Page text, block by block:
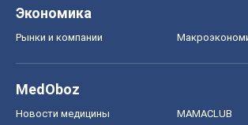
Экономика
Рынки и компании
MedOboz
Новости медицины MAMACLUB